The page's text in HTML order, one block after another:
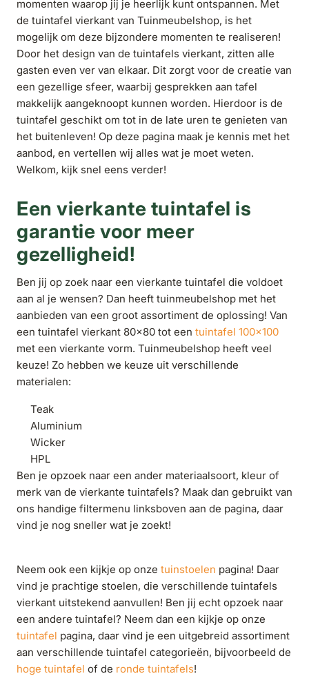
momenten waarop jij je heerlijk kunt ontspannen. Met
de tuintafel vierkant van Tuinmeubelshop, is het
mogelijk om deze bijzondere momenten te realiseren!
Door het design van de tuintafels vierkant, zitten alle
gasten even ver van elkaar. Dit zorgt voor de creatie van
een gezellige sfeer, waarbij gesprekken aan tafel
makkelijk aangeknoopt kunnen worden. Hierdoor is de
tuintafel geschikt om tot in de late uren te genieten van
het buitenleven! Op deze pagina maak je kennis met het
aanbod, en vertellen wij alles wat je moet weten.
Welkom, kijk snel eens verder!
Een vierkante tuintafel is
garantie voor meer
gezelligheid!
Ben jij op zoek naar een vierkante tuintafel die voldoet
aan al je wensen? Dan heeft tuinmeubelshop met het
aanbieden van een groot assortiment de oplossing! Van
een tuintafel vierkant 80x80 tot een tuintafel 100x100
met een vierkante vorm. Tuinmeubelshop heeft veel
keuze! Zo hebben we keuze uit verschillende
materialen:
Teak
Aluminium
Wicker
HPL
Ben je opzoek naar een ander materiaalsoort, kleur of
merk van de vierkante tuintafels? Maak dan gebruikt van
ons handige filtermenu linksboven aan de pagina, daar
vind je nog sneller wat je zoekt!
Neem ook een kijkje op onze tuinstoelen pagina! Daar
vind je prachtige stoelen, die verschillende tuintafels
vierkant uitstekend aanvullen! Ben jij echt opzoek naar
een andere tuintafel? Neem dan een kijkje op onze
tuintafel pagina, daar vind je een uitgebreid assortiment
aan verschillende tuintafel categorieën, bijvoorbeeld de
hoge tuintafel of de ronde tuintafels!